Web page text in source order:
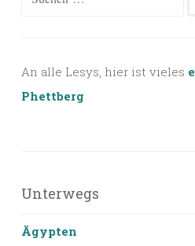
An alle Lesys, hier ist vieles
Phettberg
Unterwegs
Ägypten